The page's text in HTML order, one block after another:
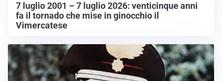
7 luglio 2001 – 7 luglio 2026: venticinque anni
fa il tornado che mise in ginocchio il
Vimercatese